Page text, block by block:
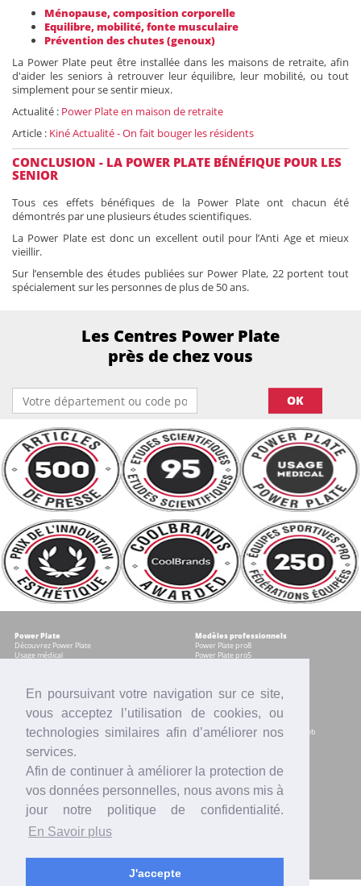
En poursuivant votre navigation sur ce site,
vous acceptez l’utilisation de cookies, ou
technologies similaires afin d’améliorer nos
services.
Afin de continuer à améliorer la protection de
vos données personnelles, nous avons mis à
jour notre politique de confidentialité.
En Savoir plus
J'accepte
Ménopause, composition corporelle
Equilibre, mobilité, fonte musculaire
Prévention des chutes (genoux)
La Power Plate peut être installée dans les maisons de retraite, afin
d'aider les seniors à retrouver leur équilibre, leur mobilité, ou tout
simplement pour se sentir mieux.
Actualité : Power Plate en maison de retraite
Article : Kiné Actualité - On fait bouger les résidents
CONCLUSION - LA POWER PLATE BÉNÉFIQUE POUR LES
SENIOR
Tous ces effets bénéfiques de la Power Plate ont chacun été
démontrés par une plusieurs études scientifiques.
La Power Plate est donc un excellent outil pour l’Anti Age et mieux
vieillir.
Sur l’ensemble des études publiées sur Power Plate, 22 portent tout
spécialement sur les personnes de plus de 50 ans.
Les Centres Power Plate
près de chez vous
OK
Power Plate
Découvrez Power Plate
Usage médical
Modèles professionnels
Power Plate pro8
Power Plate pro5
Modèles pour les particuliers
Power Plate my5
Power Plate Compacte
Comparatif modèles
Services
Accompagnement marketing & web
Reprise
Intranet
Actualités
Presse
Blogs
Mentions légales